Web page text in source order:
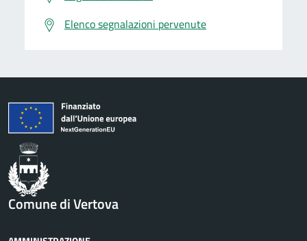
Elenco segnalazioni pervenute
Comune di Vertova